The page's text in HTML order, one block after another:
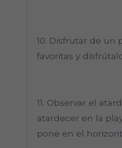
10. Disfrutar de un
favoritas y
11. Observar el
atardecer en la
pone en el